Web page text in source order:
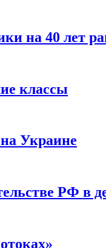
на 40 лет
классы
Украине
РФ в